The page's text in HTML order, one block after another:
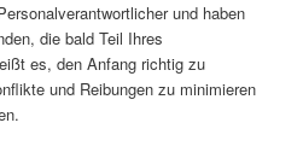
und haben
die bald Teil Ihres
es, den Anfang richtig zu
und Reibungen zu minimieren